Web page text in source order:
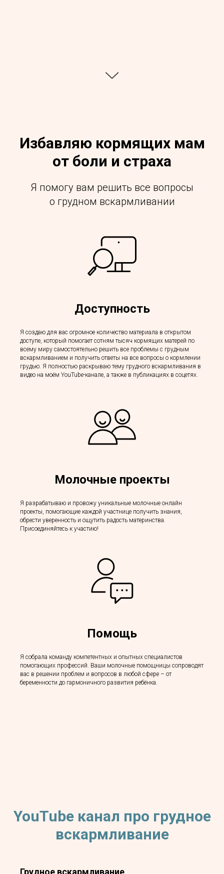
Избавляю кормящих мам
от боли и страха
Я помогу вам решить все вопросы
о грудном вскармливании
Доступность
Я создаю для вас огромное количество материала в открытом
доступе, который помогает сотням тысяч кормящих матерей по
всему миру самостоятельно решить все проблемы с грудным
вскармливанием и получить ответы на все вопросы о кормлении
грудью. Я полностью раскрываю тему грудного вскармливания в
видео на моём YouTube-канале, а также в публикациях в соцетях.
Молочные проекты
Я разрабатываю и провожу уникальные молочные онлайн
проекты, помогающие каждой участнице получить знания,
обрести уверенность и ощутить радость материнства.
Присоединяйтесь к участию!
Помощь
Я собрала команду компетентных и опытных специалистов
помогающих профессий. Ваши молочные помощницы сопроводят
вас в решении проблем и вопросов в любой сфере – от
беременности до гармоничного развития ребёнка.
YouTube канал про грудное
вскармливание
Грудное вскармливание